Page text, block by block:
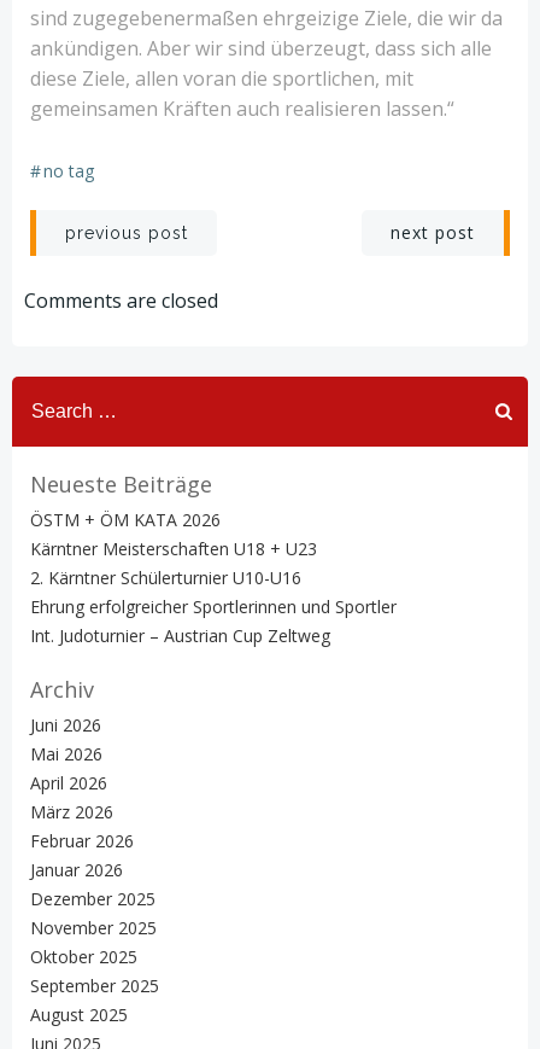
sind zugegebenermaßen ehrgeizige Ziele, die wir da
ankündigen. Aber wir sind überzeugt, dass sich alle
diese Ziele, allen voran die sportlichen, mit
gemeinsamen Kräften auch realisieren lassen.“
#no tag
Post
navigation
previous post next post
Comments are closed
Search
for:
Neueste Beiträge
ÖSTM + ÖM KATA 2026
Kärntner Meisterschaften U18 + U23
2. Kärntner Schülerturnier U10-U16
Ehrung erfolgreicher Sportlerinnen und Sportler
Int. Judoturnier – Austrian Cup Zeltweg
Archiv
Juni 2026
Mai 2026
April 2026
März 2026
Februar 2026
Januar 2026
Dezember 2025
November 2025
Oktober 2025
September 2025
August 2025
Juni 2025